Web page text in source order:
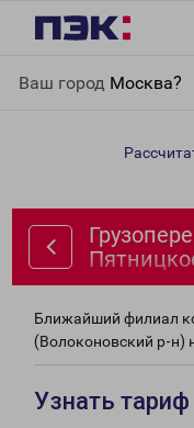
Ваш город Москва?
(Волоконовский р-н)
Ближайший филиал
(Волоконовский р-н)
Узнать